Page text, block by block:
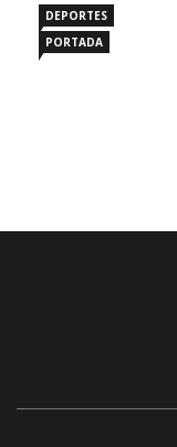
DEPORTES
PORTADA